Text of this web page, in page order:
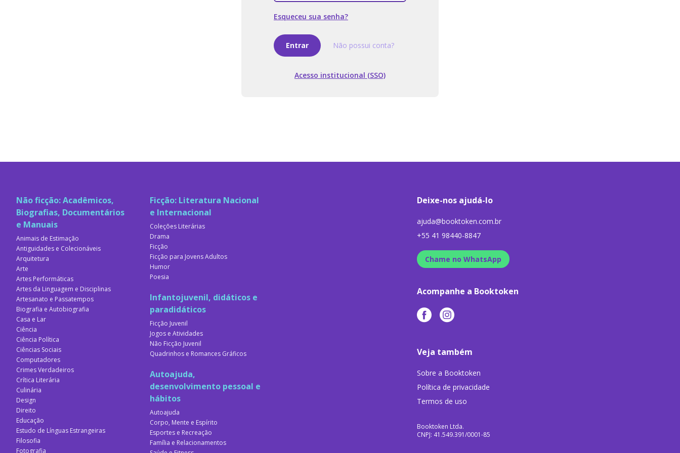
Esqueceu sua senha?
Entrar Não possui conta?
Acesso institucional (SSO)
Não ficção: Acadêmicos,
Biografias, Documentários
e Manuais
Animais de Estimação
Antiguidades e Colecionáveis
Arquitetura
Arte
Artes Performáticas
Artes da Linguagem e Disciplinas
Artesanato e Passatempos
Biografia e Autobiografia
Casa e Lar
Ciência
Ciência Política
Ciências Sociais
Computadores
Crimes Verdadeiros
Crítica Literária
Culinária
Design
Direito
Educação
Estudo de Línguas Estrangeiras
Filosofia
Fotografia
Ficção: Literatura Nacional
e Internacional
Coleções Literárias
Drama
Ficção
Ficção para Jovens Adultos
Humor
Poesia
Infantojuvenil, didáticos e
paradidáticos
Ficção Juvenil
Jogos e Atividades
Não Ficção Juvenil
Quadrinhos e Romances Gráficos
Autoajuda,
desenvolvimento pessoal e
hábitos
Autoajuda
Corpo, Mente e Espírito
Esportes e Recreação
Família e Relacionamentos
Deixe-nos ajudá-lo
ajuda@booktoken.com.br
+55 41 98440-8847
Chame no WhatsApp
Acompanhe a Booktoken
Veja também
Sobre a Booktoken
Política de privacidade
Termos de uso
Booktoken Ltda.
CNPJ: 41.549.391/0001-85